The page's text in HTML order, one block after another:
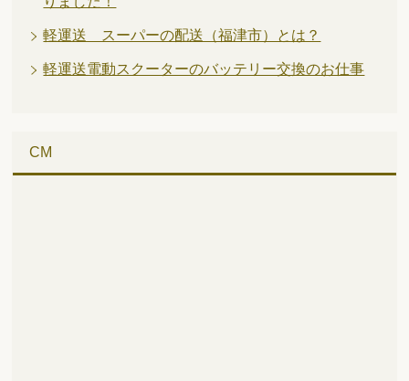
軽運送 スーパーの配送（福津市）とは？
軽運送電動スクーターのバッテリー交換のお仕事
CM